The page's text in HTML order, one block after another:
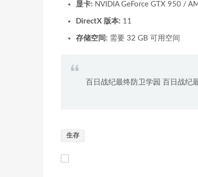
显卡: NVIDIA GeForce GTX 950 /
DirectX 版本: 11
存储空间: 需要 32 GB 可用空间
百日战纪最终防卫学园 百日战纪
生存